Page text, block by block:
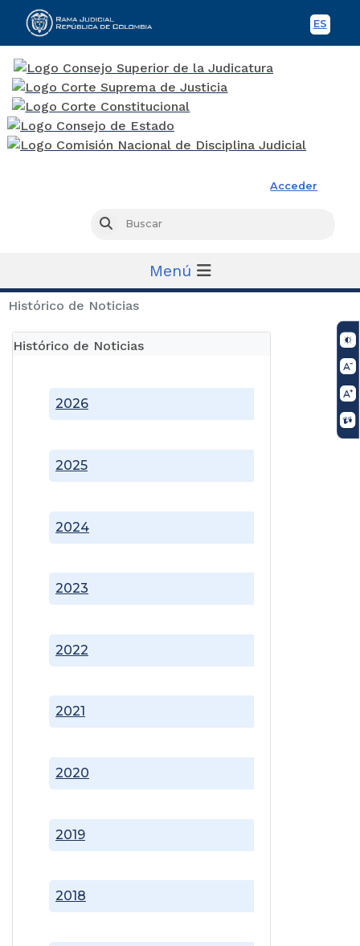
ES
Acceder
Buscar
Menú
Histórico de Noticias
Histórico de Noticias
2018
2019
2020
2021
2022
2023
2024
2025
2026